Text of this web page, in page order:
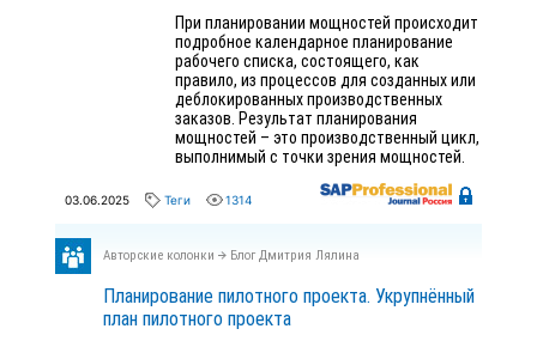
При планировании мощностей происходит
подробное календарное планирование
рабочего списка, состоящего, как
правило, из процессов для созданных или
деблокированных производственных
заказов. Результат планирования
мощностей – это производственный цикл,
выполнимый с точки зрения мощностей.
03.06.2025 Теги 1314
Авторские колонки Блог Дмитрия Лялина
Планирование пилотного проекта. Укрупнённый
план пилотного проекта